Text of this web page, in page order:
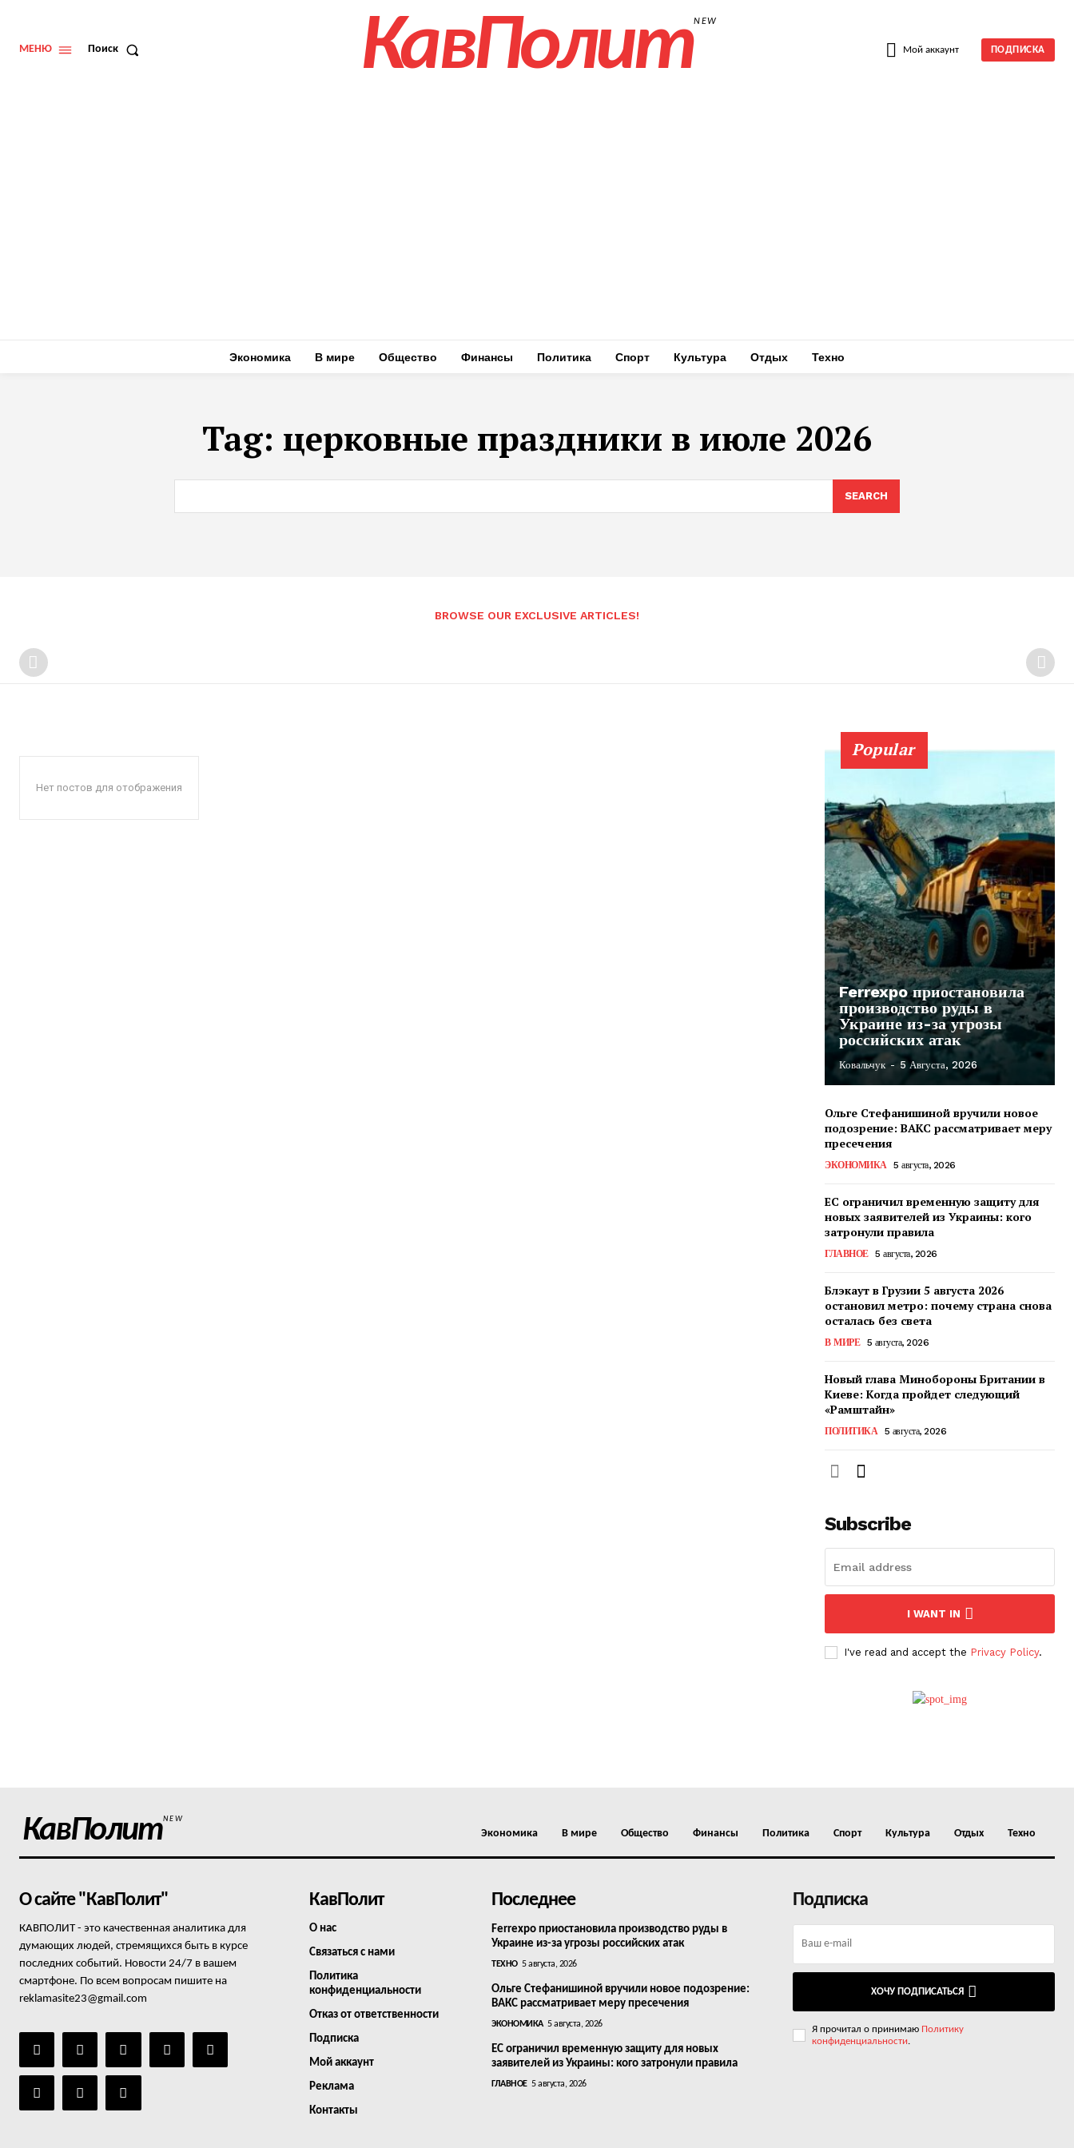
МЕНЮ Поиск КавПолитNEW
Мой аккаунт ПОДПИСКА
Экономика В мире Общество Финансы Политика Спорт Культура Отдых Техно
Tag: церковные праздники в июле 2026
SEARCH
BROWSE OUR EXCLUSIVE ARTICLES!
Нет постов для отображения
Popular
Ferrexpo приостановила
производство руды в
Украине из-за угрозы
российских атак
Ковальчук - 5 Августа, 2026
Ольге Стефанишиной вручили новое
подозрение: ВАКС рассматривает меру
пресечения
ЭКОНОМИКА 5 августа, 2026
ЕС ограничил временную защиту для
новых заявителей из Украины: кого
затронули правила
ГЛАВНОЕ 5 августа, 2026
Блэкаут в Грузии 5 августа 2026
остановил метро: почему страна снова
осталась без света
В МИРЕ 5 августа, 2026
Новый глава Минобороны Британии в
Киеве: Когда пройдет следующий
«Рамштайн»
ПОЛИТИКА 5 августа, 2026
Subscribe
I WANT IN
I've read and accept the Privacy Policy.
КавПолитNEW
Экономика В мире Общество Финансы Политика Спорт Культура Отдых Техно
О сайте "КавПолит"
КАВПОЛИТ - это качественная аналитика для
думающих людей, стремящихся быть в курсе
последних событий. Новости 24/7 в вашем
смартфоне. По всем вопросам пишите на
reklamasite23@gmail.com
КавПолит
О нас
Связаться с нами
Политика
конфиденциальности
Отказ от ответственности
Подписка
Мой аккаунт
Реклама
Контакты
Последнее
Ferrexpo приостановила производство руды в
Украине из-за угрозы российских атак
ТЕХНО 5 августа, 2026
Ольге Стефанишиной вручили новое подозрение:
ВАКС рассматривает меру пресечения
ЭКОНОМИКА 5 августа, 2026
ЕС ограничил временную защиту для новых
заявителей из Украины: кого затронули правила
ГЛАВНОЕ 5 августа, 2026
Подписка
ХОЧУ ПОДПИСАТЬСЯ
Я прочитал о принимаю Политику
конфиденциальности.